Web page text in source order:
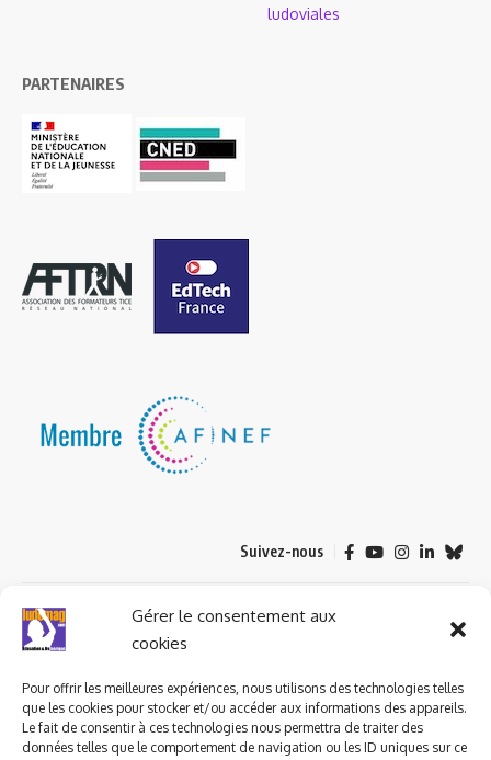
Gérer le consentement aux
cookies
Pour offrir les meilleures expériences, nous utilisons des technologies telles
que les cookies pour stocker et/ou accéder aux informations des appareils.
Le fait de consentir à ces technologies nous permettra de traiter des
données telles que le comportement de navigation ou les ID uniques sur ce
ludoviales
PARTENAIRES
Suivez-nous
© 2023 ludomag.com édité et géré par WOOMEET SAS, powered by